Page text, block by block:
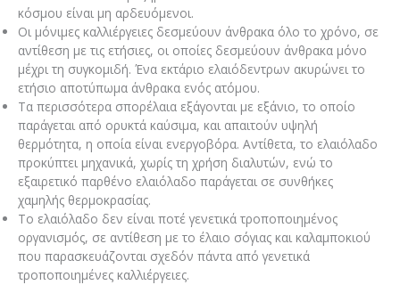
κόσμου είναι μη αρδευόμενοι.
Οι μόνιμες καλλιέργειες δεσμεύουν άνθρακα όλο το χρόνο, σε
αντίθεση με τις ετήσιες, οι οποίες δεσμεύουν άνθρακα μόνο
μέχρι τη συγκομιδή. Ένα εκτάριο ελαιόδεντρων ακυρώνει το
ετήσιο αποτύπωμα άνθρακα ενός ατόμου.
Τα περισσότερα σπορέλαια εξάγονται με εξάνιο, το οποίο
παράγεται από ορυκτά καύσιμα, και απαιτούν υψηλή
θερμότητα, η οποία είναι ενεργοβόρα. Αντίθετα, το ελαιόλαδο
προκύπτει μηχανικά, χωρίς τη χρήση διαλυτών, ενώ το
εξαιρετικό παρθένο ελαιόλαδο παράγεται σε συνθήκες
χαμηλής θερμοκρασίας.
Το ελαιόλαδο δεν είναι ποτέ γενετικά τροποποιημένος
οργανισμός, σε αντίθεση με το έλαιο σόγιας και καλαμποκιού
που παρασκευάζονται σχεδόν πάντα από γενετικά
τροποποιημένες καλλιέργειες.